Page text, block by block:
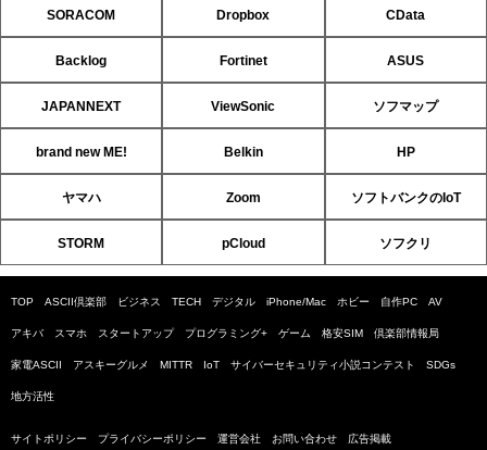
SORACOM Dropbox CData
Backlog Fortinet ASUS
JAPANNEXT ViewSonic ソフマップ
brand new ME! Belkin HP
ヤマハ Zoom ソフトバンクのIoT
STORM pCloud ソフクリ
TOP ASCII倶楽部 ビジネス TECH デジタル iPhone/Mac ホビー 自作PC AV
アキバ スマホ スタートアップ プログラミング+ ゲーム 格安SIM 倶楽部情報局
家電ASCII アスキーグルメ MITTR IoT サイバーセキュリティ小説コンテスト SDGs
地方活性
サイトポリシー プライバシーポリシー 運営会社 お問い合わせ 広告掲載